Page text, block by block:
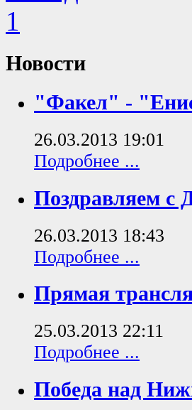
Новости
"Факел" -
26.03.2013 19:01
Подробнее ...
Поздравляем с
26.03.2013 18:43
Подробнее ...
Прямая
25.03.2013 22:11
Подробнее ...
Победа над